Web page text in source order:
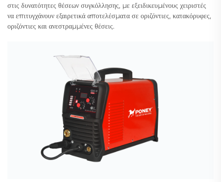
στις δυνατότητες θέσεων συγκόλλησης, με εξειδικευμένους χειριστές
να επιτυγχάνουν εξαιρετικά αποτελέσματα σε οριζόντιες, κατακόρυφες,
οριζόντιες και ανεστραμμένες θέσεις.